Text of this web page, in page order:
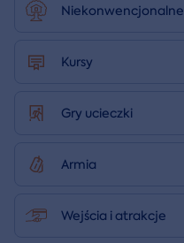
Niekonwencjonalne
Kursy
Gry ucieczki
Armia
Wejścia i atrakcje